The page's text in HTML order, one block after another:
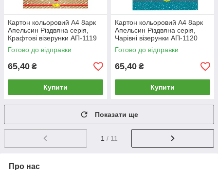
Картон кольоровий А4 8арк
Апельсин Різдвяна серія,
Крафтові візерунки АП-1119
Готово до відправки
65,40 ₴
Купити
Картон кольоровий А4 8арк
Апельсин Різдвяна серія,
Чарівні візерунки АП-1120
Готово до відправки
65,40 ₴
Купити
Показати ще
1 / 11
Про нас